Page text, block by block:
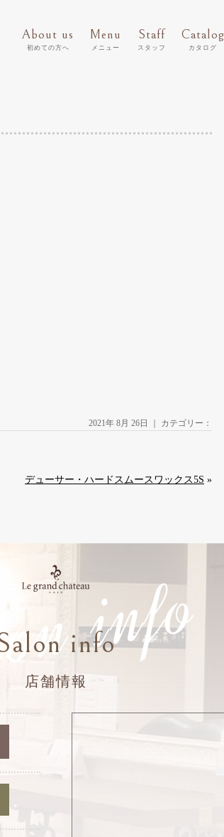
About us
初めての方へ
Menu
メニュー
Staff
スタッフ
Catalog
カタログ
2021年 8月 26日 ｜ カテゴリー：
デューサー・ハードスムースワックス5S »
info
info
店舗情報